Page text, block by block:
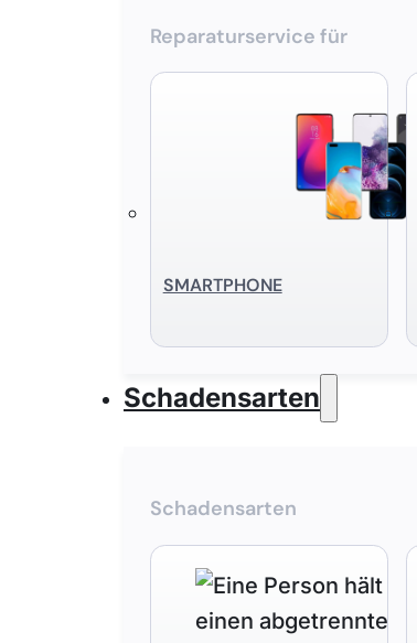
Reparaturservice für
SMART­PHONE
Schadensarten
Schadensarten